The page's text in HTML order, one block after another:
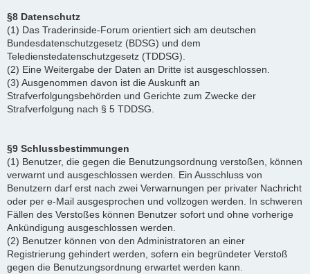
§8 Datenschutz
(1) Das Traderinside-Forum orientiert sich am deutschen
Bundesdatenschutzgesetz (BDSG) und dem
Teledienstedatenschutzgesetz (TDDSG).
(2) Eine Weitergabe der Daten an Dritte ist ausgeschlossen.
(3) Ausgenommen davon ist die Auskunft an
Strafverfolgungsbehörden und Gerichte zum Zwecke der
Strafverfolgung nach § 5 TDDSG.
§9 Schlussbestimmungen
(1) Benutzer, die gegen die Benutzungsordnung verstoßen, können
verwarnt und ausgeschlossen werden. Ein Ausschluss von
Benutzern darf erst nach zwei Verwarnungen per privater Nachricht
oder per e-Mail ausgesprochen und vollzogen werden. In schweren
Fällen des Verstoßes können Benutzer sofort und ohne vorherige
Ankündigung ausgeschlossen werden.
(2) Benutzer können von den Administratoren an einer
Registrierung gehindert werden, sofern ein begründeter Verstoß
gegen die Benutzungsordnung erwartet werden kann.